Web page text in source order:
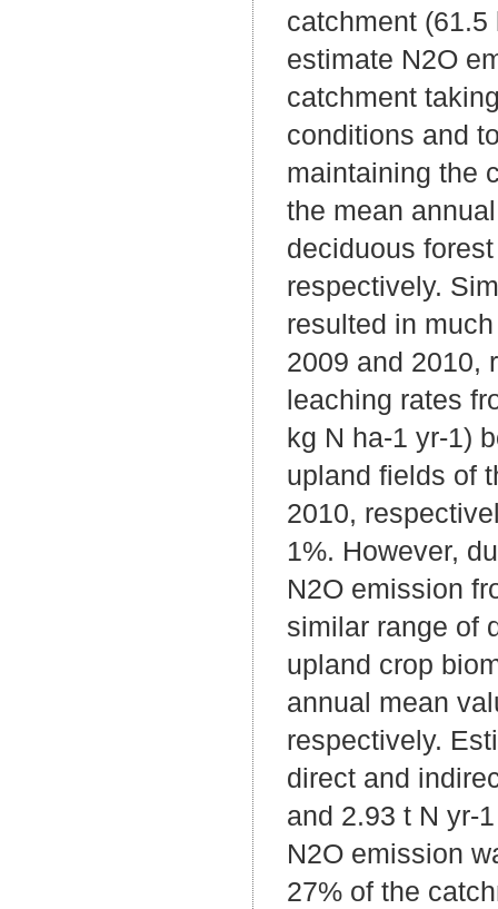
catchment (61.5
estimate N2O
catchment
conditions and
maintaining the
the mean
deciduous
respectively.
resulted in
2009 and 2010,
leaching rates
kg N ha-1 yr-1)
upland fields of
2010,
1%. However,
N2O emission
similar range of
upland crop
annual mean
respectively.
direct and
and 2.93 t N yr-
N2O emission
27% of the